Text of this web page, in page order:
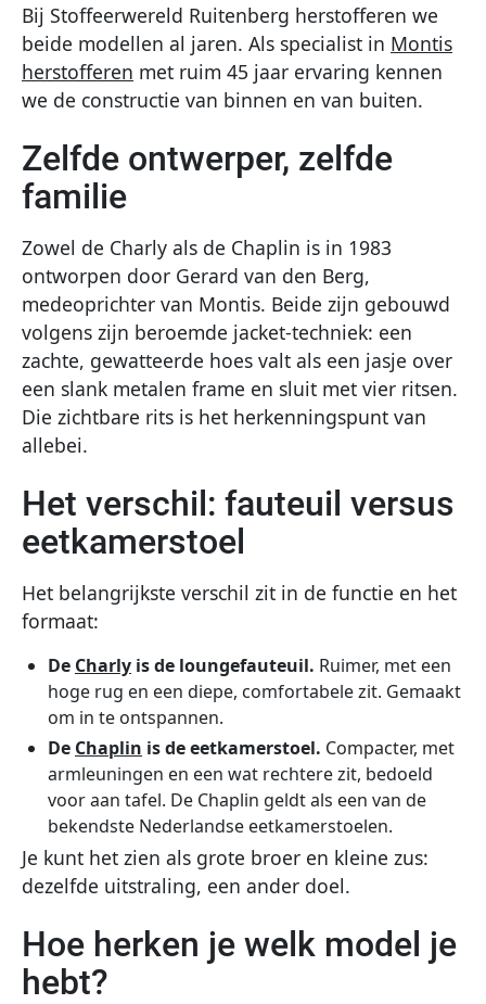
Bij Stoffeerwereld Ruitenberg herstofferen we
beide modellen al jaren. Als specialist in Montis
herstofferen met ruim 45 jaar ervaring kennen
we de constructie van binnen en van buiten.
Zelfde ontwerper, zelfde
familie
Zowel de Charly als de Chaplin is in 1983
ontworpen door Gerard van den Berg,
medeoprichter van Montis. Beide zijn gebouwd
volgens zijn beroemde jacket-techniek: een
zachte, gewatteerde hoes valt als een jasje over
een slank metalen frame en sluit met vier ritsen.
Die zichtbare rits is het herkenningspunt van
allebei.
Het verschil: fauteuil versus
eetkamerstoel
Het belangrijkste verschil zit in de functie en het
formaat:
De Charly is de loungefauteuil. Ruimer, met een
hoge rug en een diepe, comfortabele zit. Gemaakt
om in te ontspannen.
De Chaplin is de eetkamerstoel. Compacter, met
armleuningen en een wat rechtere zit, bedoeld
voor aan tafel. De Chaplin geldt als een van de
bekendste Nederlandse eetkamerstoelen.
Je kunt het zien als grote broer en kleine zus:
dezelfde uitstraling, een ander doel.
Hoe herken je welk model je
hebt?